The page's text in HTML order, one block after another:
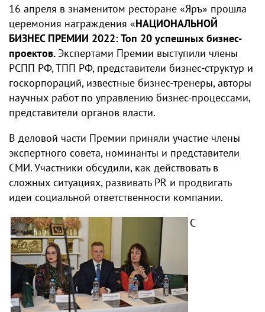
16 апреля в знаменитом ресторане «Яръ» прошла
церемония награждения «НАЦИОНАЛЬНОЙ
БИЗНЕС ПРЕМИИ 2022: Топ 20 успешных бизнес-
проектов. Экспертами Премии выступили члены
РСПП РФ, ТПП РФ, представители бизнес-структур и
госкорпораций, известные бизнес-тренеры, авторы
научных работ по управлению бизнес-процессами,
представители органов власти.
В деловой части Премии приняли участие члены
экспертного совета, номинанты и представители
СМИ. Участники обсудили, как действовать в
сложных ситуациях, развивать PR и продвигать
идеи социальной ответственности компании.
С